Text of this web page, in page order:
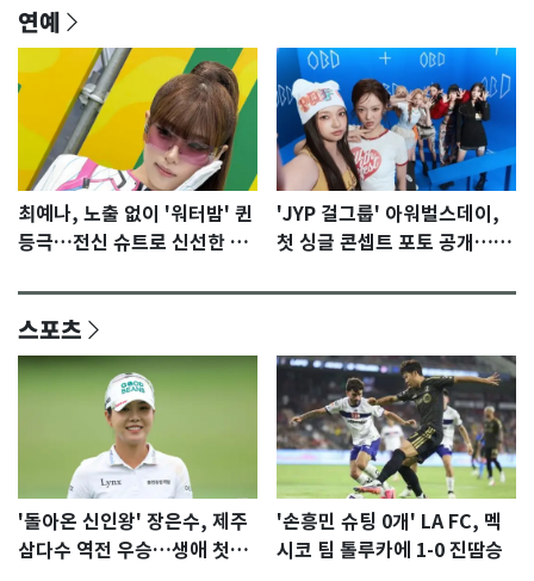
연예
최예나, 노출 없이 '워터밤' 퀸
등극…전신 슈트로 신선한 충
'JYP 걸그룹' 아워벌스데이,
첫 싱글 콘셉트 포토 공개…청
스포츠
'돌아온 신인왕' 장은수, 제주
삼다수 역전 우승…생애 첫승
'손흥민 슈팅 0개' LA FC, 멕
시코 팀 톨루카에 1-0 진땀승